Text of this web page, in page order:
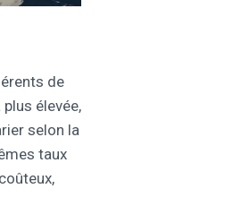
de
élevée,
selon la
taux